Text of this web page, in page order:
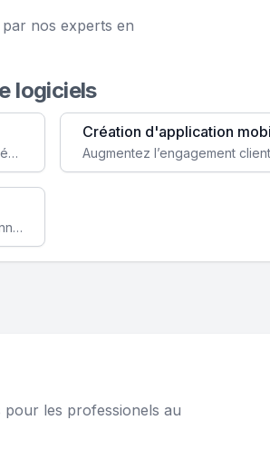
nos experts en
logiciels
Faites évoluer votre business avec des solutions logicielles personnalisées, parfaitement adaptées à vos besoins spécifiques.
Création d'application
Améliorez l'efficacité de votre société avec une application web personnalisée accessible partout et tout le temps.
pour les professionels au